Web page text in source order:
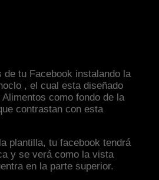
de tu Facebook instalando la
, el cual esta diseñado
como fondo de la
contrastan con esta
plantilla, tu facebook tendrá
y se verá como la vista
en la parte superior.